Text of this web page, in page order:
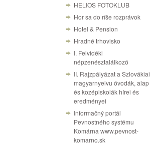
HELIOS FOTOKLUB
Hor sa do ríše rozprávok
Hotel & Pension
Hradné trhovisko
I. Felvidéki
népzenésztalálkozó
II. Rajzpályázat a Szlovákiai
magyarnyelvu óvodák, alap
és kozépiskolák hírei és
eredményei
Informačný portál
Pevnostného systému
Komárna www.pevnost-
komarno.sk